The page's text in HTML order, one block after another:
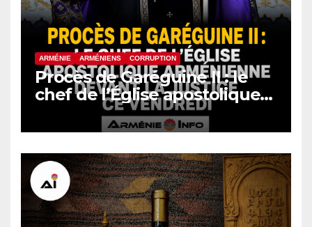
ARMÉNIE ARMÉNIENS CORRUPTION
Procès de Garéguine II : le
chef de l’Église apostolique
arménienne devant la justice
ce vendredi